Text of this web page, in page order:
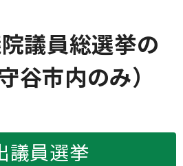
議員総選挙の
谷市内のみ）
議員選挙